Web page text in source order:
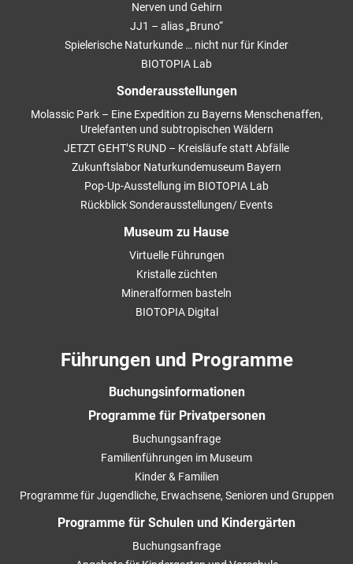
Nerven und Gehirn
JJ1 – alias „Bruno“
Spielerische Naturkunde … nicht nur für Kinder
BIOTOPIA Lab
Sonderausstellungen
Molassic Park – Eine Expedition zu Bayerns Menschenaffen,
Urelefanten und subtropischen Wäldern
JETZT GEHT’S RUND – Kreisläufe statt Abfälle
Zukunftslabor Naturkundemuseum Bayern
Pop-Up-Ausstellung im BIOTOPIA Lab
Rückblick Sonderausstellungen/ Events
Museum zu Hause
Virtuelle Führungen
Kristalle züchten
Mineralformen basteln
BIOTOPIA Digital
Führungen und Programme
Buchungsinformationen
Programme für Privatpersonen
Buchungsanfrage
Familienführungen im Museum
Kinder & Familien
Programme für Jugendliche, Erwachsene, Senioren und Gruppen
Programme für Schulen und Kindergärten
Buchungsanfrage